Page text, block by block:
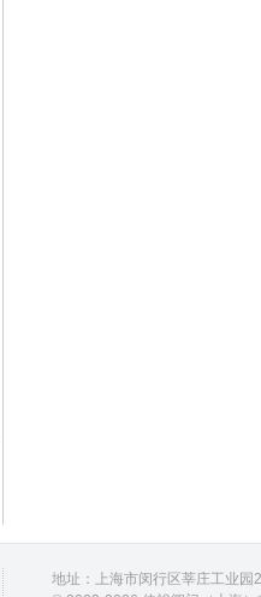
地址：上海市闵行区莘庄工业